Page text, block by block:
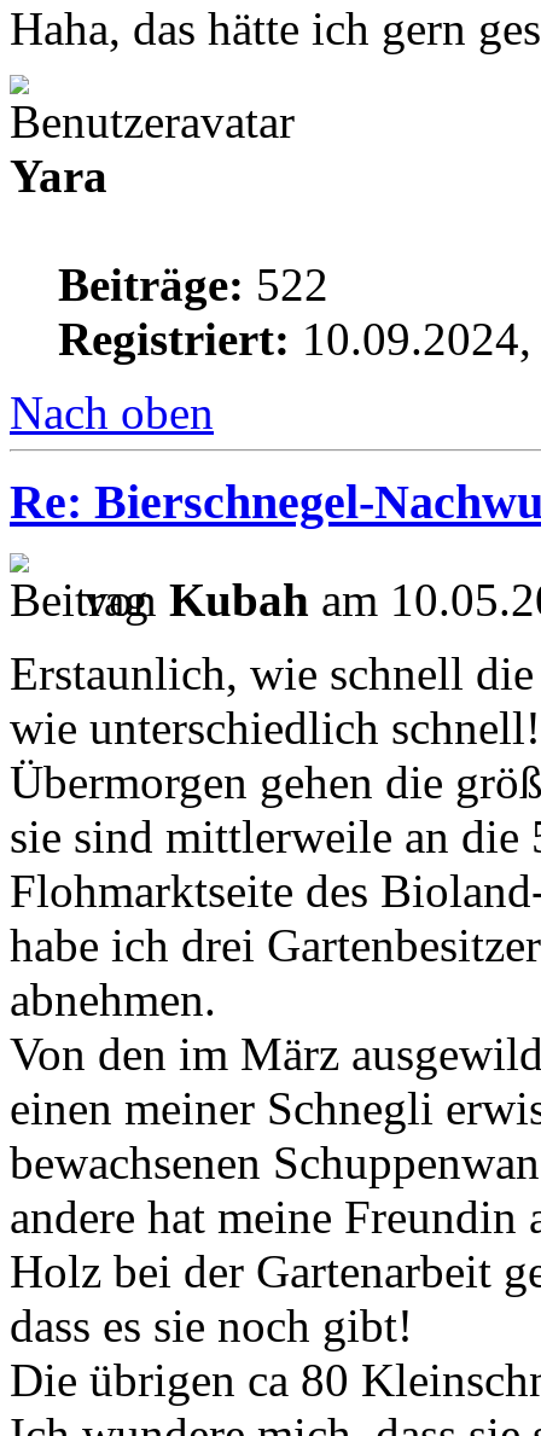
Haha, das hätte ich gern
Yara
Beiträge: 522
Registriert:
Nach oben
Re: Bierschnegel-
von Kubah am
Erstaunlich, wie schnell
wie unterschiedlich schnell!
Übermorgen gehen die
sie sind mittlerweile an die
Flohmarktseite des
habe ich drei
abnehmen.
Von den im März
einen meiner Schnegli
bewachsenen
andere hat meine
Holz bei der Gartenarbeit
dass es sie noch gibt!
Die übrigen ca 80